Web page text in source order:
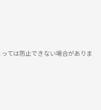
ては防止できない場合がありま